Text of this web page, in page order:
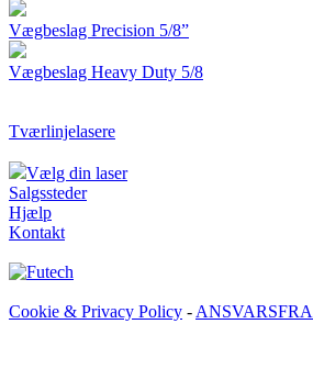
Vægbeslag Precision 5/8”
Vægbeslag Heavy Duty 5/8
Tværlinjelasere
Vælg din laser
Salgssteder
Hjælp
Kontakt
Cookie & Privacy Policy -